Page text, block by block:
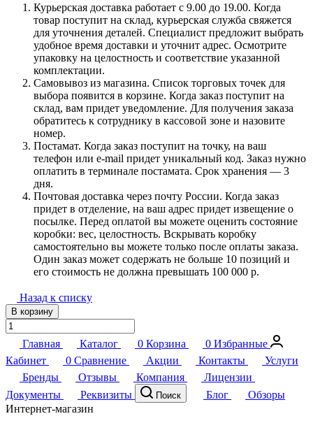
Курьерская доставка работает с 9.00 до 19.00. Когда
товар поступит на склад, курьерская служба свяжется
для уточнения деталей. Специалист предложит выбрать
удобное время доставки и уточнит адрес. Осмотрите
упаковку на целостность и соответствие указанной
комплектации.
Самовывоз из магазина. Список торговых точек для
выбора появится в корзине. Когда заказ поступит на
склад, вам придет уведомление. Для получения заказа
обратитесь к сотруднику в кассовой зоне и назовите
номер.
Постамат. Когда заказ поступит на точку, на ваш
телефон или e-mail придет уникальный код. Заказ нужно
оплатить в терминале постамата. Срок хранения — 3
дня.
Почтовая доставка через почту России. Когда заказ
придет в отделение, на ваш адрес придет извещение о
посылке. Перед оплатой вы можете оценить состояние
коробки: вес, целостность. Вскрывать коробку
самостоятельно вы можете только после оплаты заказа.
Один заказ может содержать не больше 10 позиций и
его стоимость не должна превышать 100 000 р.
Назад к списку
В корзину
Главная Каталог 0 Корзина 0 Избранные
Кабинет
0 Сравнение Акции Контакты
Услуги
Бренды
Отзывы Компания
Лицензии
Документы
Реквизиты Поиск Блог
Обзоры
Интернет-магазин